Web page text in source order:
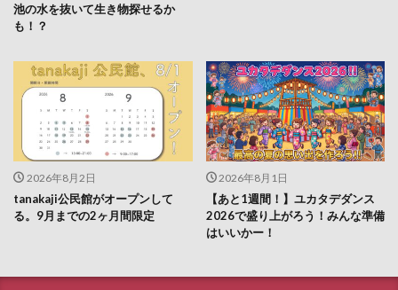
池の水を抜いて生き物探せるか
も！？
2026年8月2日
tanakaji公民館がオープンして
る。9月までの2ヶ月間限定
2026年8月1日
【あと1週間！】ユカタデダンス
2026で盛り上がろう！みんな準備
はいいかー！